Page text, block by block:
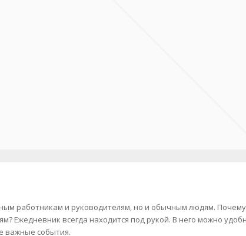
работникам и руководителям, но и обычным людям.
Ежедневник всегда находится под рукой. В него можно
важные события.